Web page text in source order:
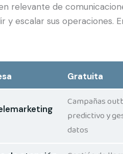
relevante de
y escalar sus operaciones.
Gratuita
Campañas
predictivo y
datos